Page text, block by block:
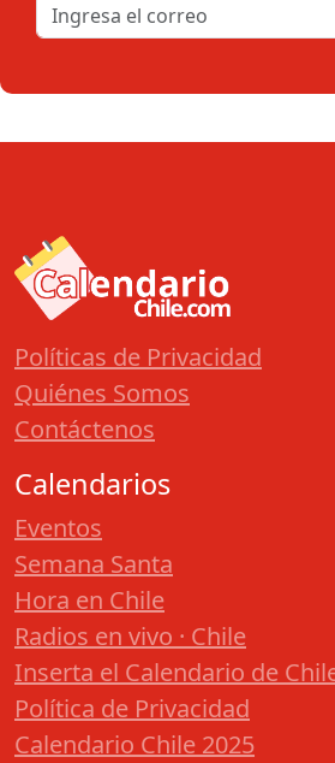
Políticas de Privacidad
Quiénes Somos
Contáctenos
Calendarios
Eventos
Semana Santa
Hora en Chile
Radios en vivo · Chile
Inserta el Calendario de
Política de Privacidad
Calendario Chile 2025